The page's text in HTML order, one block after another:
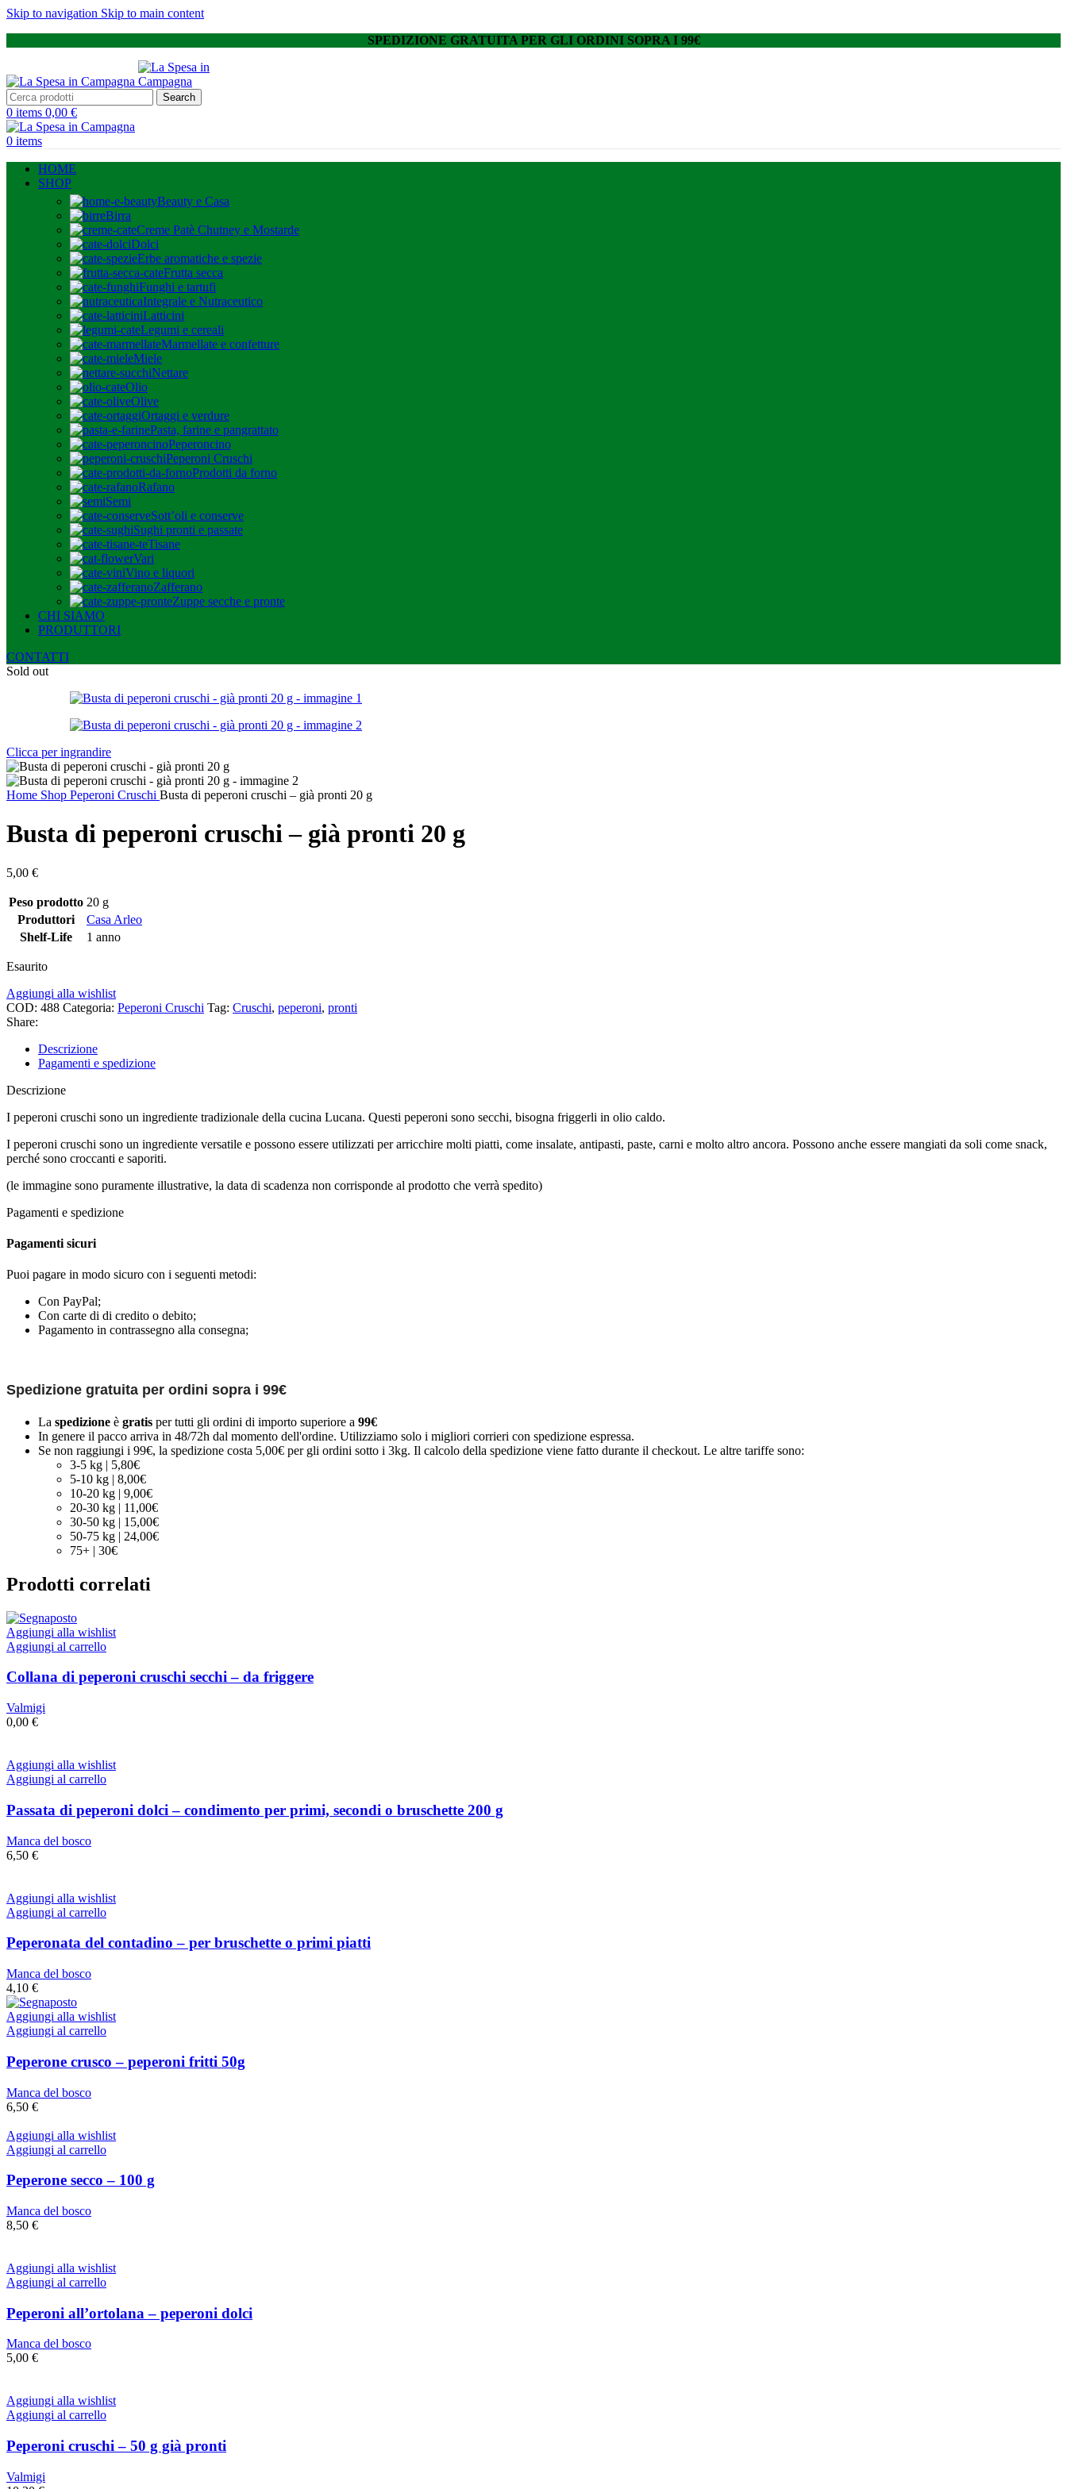
Skip to navigation Skip to main content
SPEDIZIONE GRATUITA PER GLI ORDINI SOPRA I 99€
Search
0 items 0,00 €
0 items
HOME
SHOP
Beauty e Casa
Birra
Creme Patè Chutney e Mostarde
Dolci
Erbe aromatiche e spezie
Frutta secca
Funghi e tartufi
Integrale e Nutraceutico
Latticini
Legumi e cereali
Marmellate e confetture
Miele
Nettare
Olio
Olive
Ortaggi e verdure
Pasta, farine e pangrattato
Peperoncino
Peperoni Cruschi
Prodotti da forno
Rafano
Semi
Sott’oli e conserve
Sughi pronti e passate
Tisane
Vari
Vino e liquori
Zafferano
Zuppe secche e pronte
CHI SIAMO
PRODUTTORI
CONTATTI
Sold out
Clicca per ingrandire
Home Shop Peperoni Cruschi Busta di peperoni cruschi – già pronti 20 g
Busta di peperoni cruschi – già pronti 20 g
5,00 €
Peso prodotto 20 g
Produttori
Casa Arleo
Shelf-Life
1 anno
Esaurito
Aggiungi alla wishlist
COD: 488 Categoria: Peperoni Cruschi Tag: Cruschi, peperoni, pronti
Share:
Descrizione
Pagamenti e spedizione
Descrizione
I peperoni cruschi sono un ingrediente tradizionale della cucina Lucana. Questi peperoni sono secchi, bisogna friggerli in olio caldo.
I peperoni cruschi sono un ingrediente versatile e possono essere utilizzati per arricchire molti piatti, come insalate, antipasti, paste, carni e molto altro ancora. Possono anche essere mangiati da soli come snack,
perché sono croccanti e saporiti.
(le immagine sono puramente illustrative, la data di scadenza non corrisponde al prodotto che verrà spedito)
Pagamenti e spedizione
Pagamenti sicuri
Puoi pagare in modo sicuro con i seguenti metodi:
Con PayPal;
Con carte di di credito o debito;
Pagamento in contrassegno alla consegna;
Spedizione gratuita per ordini sopra i 99€
La spedizione è gratis per tutti gli ordini di importo superiore a 99€
In genere il pacco arriva in 48/72h dal momento dell'ordine. Utilizziamo solo i migliori corrieri con spedizione espressa.
Se non raggiungi i 99€, la spedizione costa 5,00€ per gli ordini sotto i 3kg. Il calcolo della spedizione viene fatto durante il checkout. Le altre tariffe sono:
3-5 kg | 5,80€
5-10 kg | 8,00€
10-20 kg | 9,00€
20-30 kg | 11,00€
30-50 kg | 15,00€
50-75 kg | 24,00€
75+ | 30€
Prodotti correlati
Aggiungi alla wishlist
Aggiungi al carrello
Collana di peperoni cruschi secchi – da friggere
Valmigi
0,00 €
Aggiungi alla wishlist
Aggiungi al carrello
Passata di peperoni dolci – condimento per primi, secondi o bruschette 200 g
Manca del bosco
6,50 €
Aggiungi alla wishlist
Aggiungi al carrello
Peperonata del contadino – per bruschette o primi piatti
Manca del bosco
4,10 €
Aggiungi alla wishlist
Aggiungi al carrello
Peperone crusco – peperoni fritti 50g
Manca del bosco
6,50 €
Aggiungi alla wishlist
Aggiungi al carrello
Peperone secco – 100 g
Manca del bosco
8,50 €
Aggiungi alla wishlist
Aggiungi al carrello
Peperoni all’ortolana – peperoni dolci
Manca del bosco
5,00 €
Aggiungi alla wishlist
Aggiungi al carrello
Peperoni cruschi – 50 g già pronti
Valmigi